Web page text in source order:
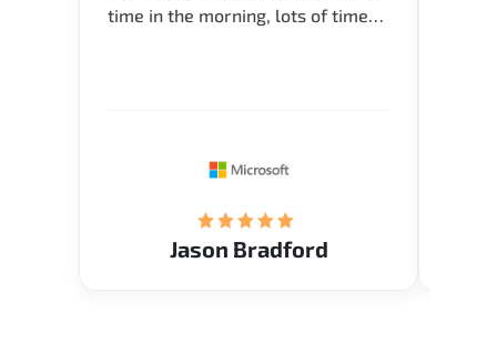
time in the morning, lots of time
Jason Bradford